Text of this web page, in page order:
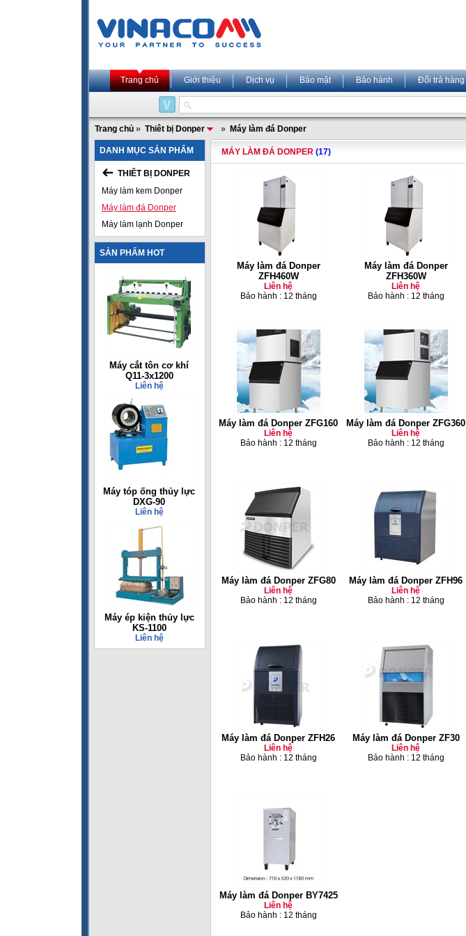
Trang chủ Giới thiệu Dịch vụ Bảo mật Bảo hành Đổi trả hàng
Trang chủ » Thiêt bị Donper » Máy làm đá Donper
DANH MỤC SẢN PHẨM
THIÊT BỊ DONPER
Máy làm kem Donper
Máy làm đá Donper
Máy làm lạnh Donper
SẢN PHẨM HOT
Máy cắt tôn cơ khí
Q11-3x1200
Liên hệ
Máy tóp ống thủy lực
DXG-90
Liên hệ
Máy ép kiện thủy lực
KS-1100
Liên hệ
MÁY LÀM ĐÁ DONPER (17)
Máy làm đá Donper
ZFH460W
Liên hệ
Bảo hành : 12 tháng
Máy làm đá Donper
ZFH360W
Liên hệ
Bảo hành : 12 tháng
Máy làm đá Donper ZFG160
Liên hệ
Bảo hành : 12 tháng
Máy làm đá Donper ZFG360
Liên hệ
Bảo hành : 12 tháng
Máy làm đá Donper ZFG80
Liên hệ
Bảo hành : 12 tháng
Máy làm đá Donper ZFH96
Liên hệ
Bảo hành : 12 tháng
Máy làm đá Donper ZFH26
Liên hệ
Bảo hành : 12 tháng
Máy làm đá Donper ZF30
Liên hệ
Bảo hành : 12 tháng
Máy làm đá Donper BY7425
Liên hệ
Bảo hành : 12 tháng